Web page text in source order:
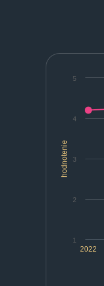
hodnotenie
2022
1
2
3
4
5